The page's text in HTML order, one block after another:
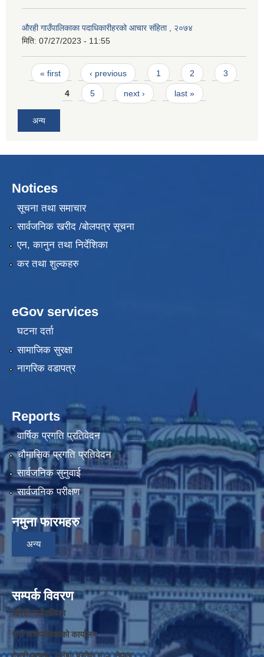
औरही गाउँपालिकाका पदाधिकारीहरको आचार संहिता , २०७४
मिति: 07/27/2023 - 11:55
Pages
« first ‹ previous 1 2 3
4 5 next › last »
अन्य
Notices
सूचना तथा समाचार
सार्वजनिक खरीद /बोलपत्र सूचना
एन, कानुन तथा निर्देशिका
कर तथा शुल्कहरु
eGov services
घटना दर्ता
सामाजिक सुरक्षा
नागरिक वडापत्र
Reports
वार्षिक प्रगति प्रतिवेदन
चौमासिक प्रगति प्रतिवेदन
सार्वजनिक सुनुवाई
सार्वजनिक परीक्षण
नमुना फारमहरु
अन्य
सम्पर्क विवरण
औरही गाउँपालिका
गाउँ कार्यपालिकाको कार्यालय